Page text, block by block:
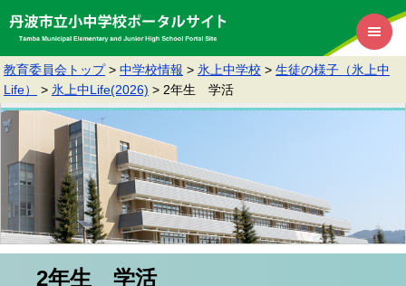
教育委員会トップ > 中学校情報 > 氷上中学校 > 生徒の様子（氷上中
Life）
> 氷上中Life(2026) > 2年生 学活
2年生 学活